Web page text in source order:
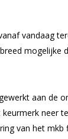
vandaag
mogelijke
aan de
neer
van het mkb